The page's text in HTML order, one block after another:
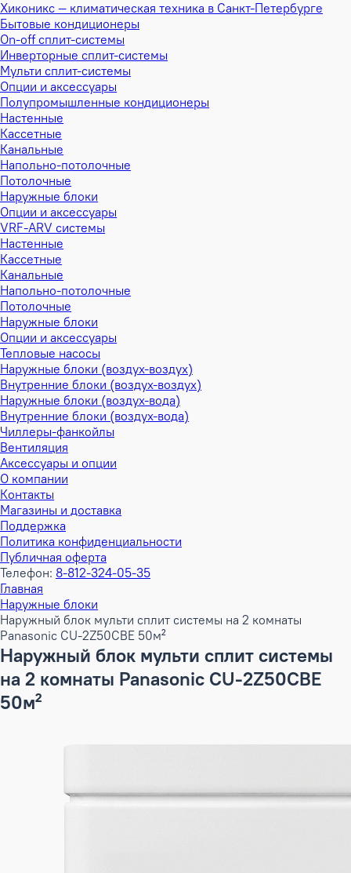
Хиконикс — климатическая техника в Санкт-Петербурге
Бытовые кондиционеры
On-off сплит-системы
Инверторные сплит-системы
Мульти сплит-системы
Опции и аксессуары
Полупромышленные кондиционеры
Настенные
Кассетные
Канальные
Напольно-потолочные
Потолочные
Наружные блоки
Опции и аксессуары
VRF-ARV системы
Настенные
Кассетные
Канальные
Напольно-потолочные
Потолочные
Наружные блоки
Опции и аксессуары
Тепловые насосы
Наружные блоки (воздух-воздух)
Внутренние блоки (воздух-воздух)
Наружные блоки (воздух-вода)
Внутренние блоки (воздух-вода)
Чиллеры-фанкойлы
Вентиляция
Аксессуары и опции
О компании
Контакты
Магазины и доставка
Поддержка
Политика конфиденциальности
Публичная оферта
Телефон: 8-812-324-05-35
Главная
Наружные блоки
Наружный блок мульти сплит системы на 2 комнаты
Panasonic CU-2Z50CBE 50м²
Наружный блок мульти сплит системы
на 2 комнаты Panasonic CU-2Z50CBE
50м²